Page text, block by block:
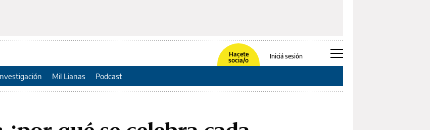
Hacete
socia/o
Iniciá sesión
Mil Lianas Podcast